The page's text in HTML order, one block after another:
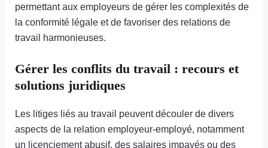
permettant aux employeurs de gérer les complexités de
la conformité légale et de favoriser des relations de
travail harmonieuses.
Gérer les conflits du travail : recours et
solutions juridiques
Les litiges liés au travail peuvent découler de divers
aspects de la relation employeur-employé, notamment
un licenciement abusif, des salaires impayés ou des